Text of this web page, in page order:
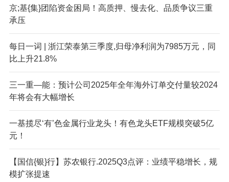
京;基{集}团陷资金困局！高质押、慢去化、品质争议三重
承压
每日一词 | 浙江荣泰第三季度,归母净利润为7985万元，同
比上升21.8%
三一重—能：预计公司2025年全年海外订单交付量较2024
年将会有大幅增长
一基揽尽‘有’色金属行业龙头！有色龙头ETF规模突破5亿
元！
【国信{银}行】苏农银行.2025Q3点评：业绩平稳增长，规
模扩张提速